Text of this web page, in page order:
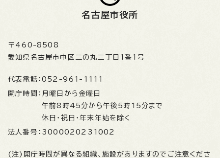
名古屋市役所
〒460-8508
愛知県名古屋市中区三の丸三丁目1番1号
代表電話： 052-961-1111
開庁時間： 月曜日から金曜日
午前8時45分から午後5時15分まで
休日・祝日・年末年始を除く
法人番号： 3000020231002
(注)開庁時間が異なる組織、施設がありますのでご注意くださ